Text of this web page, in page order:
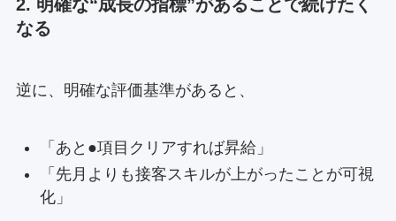
2. 明確な“成長の指標”があることで続けたく
なる
逆に、明確な評価基準があると、
「あと●項目クリアすれば昇給」
「先月よりも接客スキルが上がったことが可視
化」